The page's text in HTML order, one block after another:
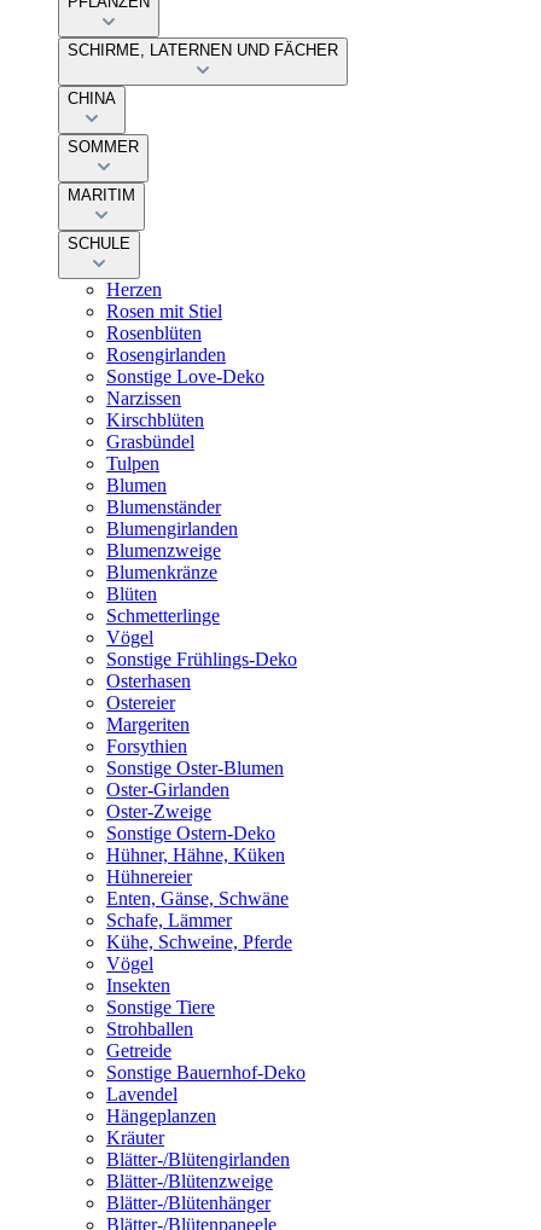
SCHIRME, LATERNEN UND FÄCHER
CHINA
SOMMER
MARITIM
SCHULE
Herzen
Rosen mit Stiel
Rosenblüten
Rosengirlanden
Sonstige Love-Deko
Narzissen
Kirschblüten
Grasbündel
Tulpen
Blumen
Blumenständer
Blumengirlanden
Blumenzweige
Blumenkränze
Blüten
Schmetterlinge
Vögel
Sonstige Frühlings-Deko
Osterhasen
Ostereier
Margeriten
Forsythien
Sonstige Oster-Blumen
Oster-Girlanden
Oster-Zweige
Sonstige Ostern-Deko
Hühner, Hähne, Küken
Hühnereier
Enten, Gänse, Schwäne
Schafe, Lämmer
Kühe, Schweine, Pferde
Vögel
Insekten
Sonstige Tiere
Strohballen
Getreide
Sonstige Bauernhof-Deko
Lavendel
Hängeplanzen
Kräuter
Blätter-/Blütengirlanden
Blätter-/Blütenzweige
Blätter-/Blütenhänger
Blätter-/Blütenpaneele